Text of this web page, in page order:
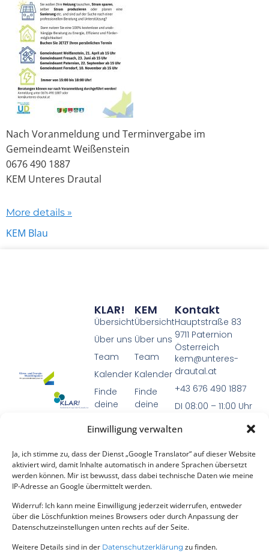
Einwilligung verwalten
Ja, ich stimme zu, dass der Dienst „Google Translator“ auf dieser Website
aktiviert wird, damit Inhalte automatisch in andere Sprachen übersetzt
werden können. Mir ist bewusst, dass dabei technische Daten wie meine
IP-Adresse an Google übermittelt werden.
Widerruf: Ich kann meine Einwilligung jederzeit widerrufen, entweder
über die Löschfunktion meines Browsers oder durch Anpassung der
Datenschutzeinstellungen unten rechts auf der Seite.
Weitere Details sind in der Datenschutzerklärung zu finden.
Nach Voranmeldung und Terminvergabe im
Gemeindeamt Weißenstein
0676 490 1887
KEM Unteres Drautal
More details »
KEM Blau
KEM (Klima- und
Energie-
Modellregionen)
undKLAR!
(Klimawandel-
Anpassungsregionen)
sind Initiativen
KEM
Übersicht
Über uns
Team
Kalender
Finde
deine
Projekte
Weitere
Infos
KLAR!
Übersicht
Über uns
Team
Kalender
Finde
deine
Projekte
Weitere
Infos
Kontakt
Hauptstraße 83
9711 Paternion
Österreich
kem@unteres-
drautal.at
+43 676 490 1887
DI 08:00 – 11:00 Uhr